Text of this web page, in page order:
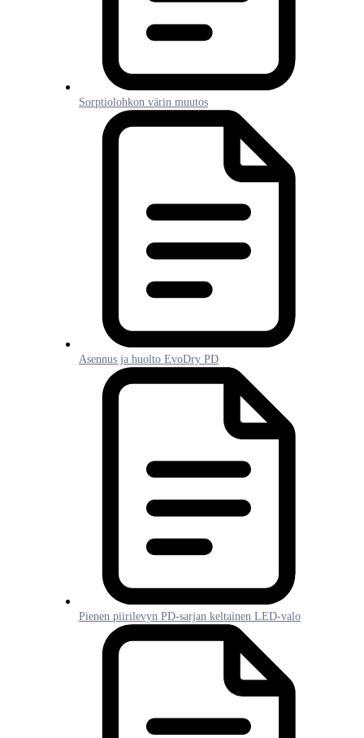
Sorptiolohkon värin muutos
Asennus ja huolto EvoDry PD
Pienen piirilevyn PD-sarjan keltainen LED-valo